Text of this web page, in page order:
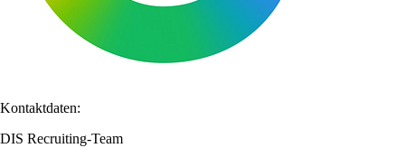
Kontaktdaten:
DIS Recruiting-Team